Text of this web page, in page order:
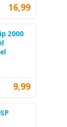
16,99
2000
9,99